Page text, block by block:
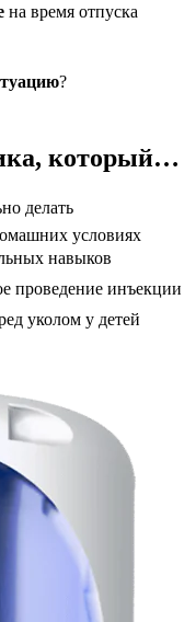
на время отпуска
?
который…
делать
условиях
навыков
проведение инъекции
уколом у детей